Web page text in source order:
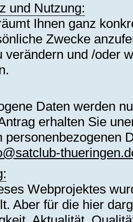
und Nutzung:
Ihnen ganz
Zwecke
verändern und /oder
Daten werden
erhalten Sie
personenbezogenen
Webprojektes
Aber für die hier